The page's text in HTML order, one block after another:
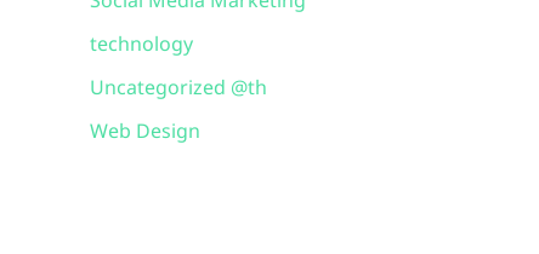
technology
Uncategorized @th
Web Design